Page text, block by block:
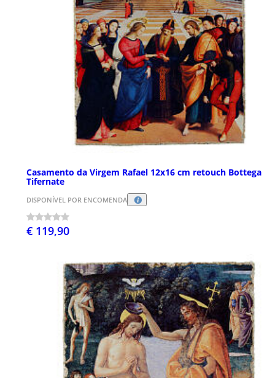
Casamento da Virgem Rafael 12x16 cm retouch Bottega
Tifernate
DISPONÍVEL POR ENCOMENDA
€ 119,90